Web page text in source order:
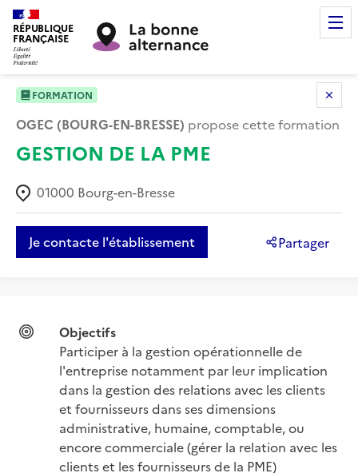
RÉPUBLIQUE
FRANÇAISE
FORMATION
OGEC (BOURG-EN-BRESSE) propose cette formation
GESTION DE LA PME
01000 Bourg-en-Bresse
Je contacte l'établissement Partager
Objectifs
Participer à la gestion opérationnelle de
l'entreprise notamment par leur implication
dans la gestion des relations avec les clients
et fournisseurs dans ses dimensions
administrative, humaine, comptable, ou
encore commerciale (gérer la relation avec les
clients et les fournisseurs de la PME)